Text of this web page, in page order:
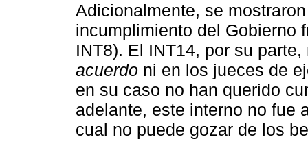
Adicionalmente, se
incumplimiento del Gobierno
INT8). El INT14, por su
acuerdo ni en los jueces de
en su caso no han querido
adelante, este interno no fue
cual no puede gozar de los